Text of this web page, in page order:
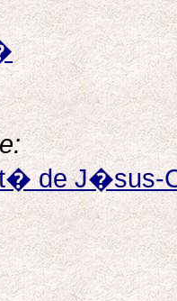
de J�sus-